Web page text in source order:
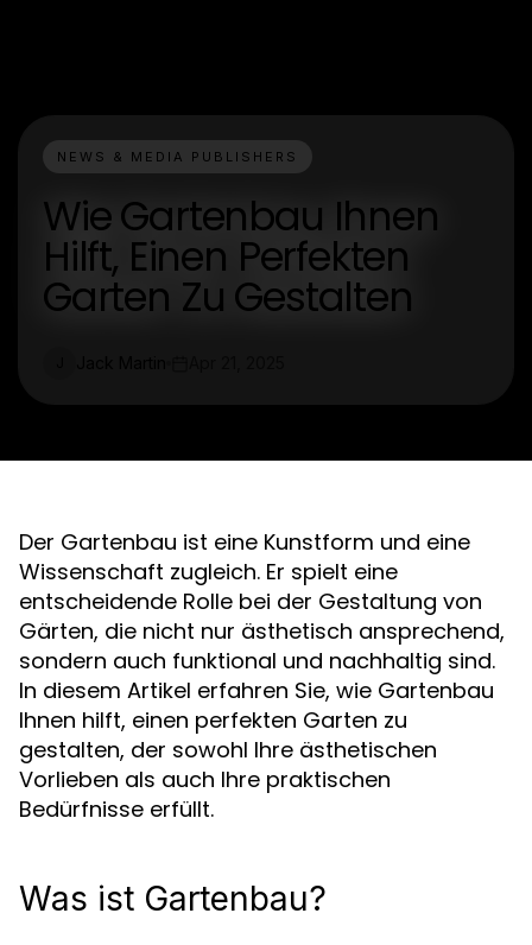
NEWS & MEDIA PUBLISHERS
Wie Gartenbau Ihnen
Hilft, Einen Perfekten
Garten Zu Gestalten
Der Gartenbau ist eine Kunstform und eine
Wissenschaft zugleich. Er spielt eine
entscheidende Rolle bei der Gestaltung von
Gärten, die nicht nur ästhetisch ansprechend,
sondern auch funktional und nachhaltig sind.
In diesem Artikel erfahren Sie, wie Gartenbau
Ihnen hilft, einen perfekten Garten zu
gestalten, der sowohl Ihre ästhetischen
Vorlieben als auch Ihre praktischen
Bedürfnisse erfüllt.
Was ist Gartenbau?